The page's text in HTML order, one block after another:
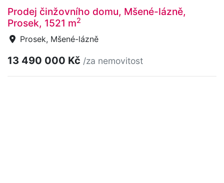
Prodej činžovního domu, Mšené-lázně,
Prosek, 1521 m2
Prosek, Mšené-lázně
13 490 000 Kč /za nemovitost